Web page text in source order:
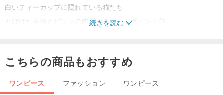
白いティーカップに隠れている猫たち
とぼけた表情とピンクの肉球がチャームポイント◎
シンプルなフレア半袖ワンピースに仕上げました。
落ち着いたグレー地で甘過ぎず
続きを読む
こちらの商品もおすすめ
ワンピース ファッション ワンピース